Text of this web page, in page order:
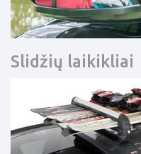
Slidžių laikikliai